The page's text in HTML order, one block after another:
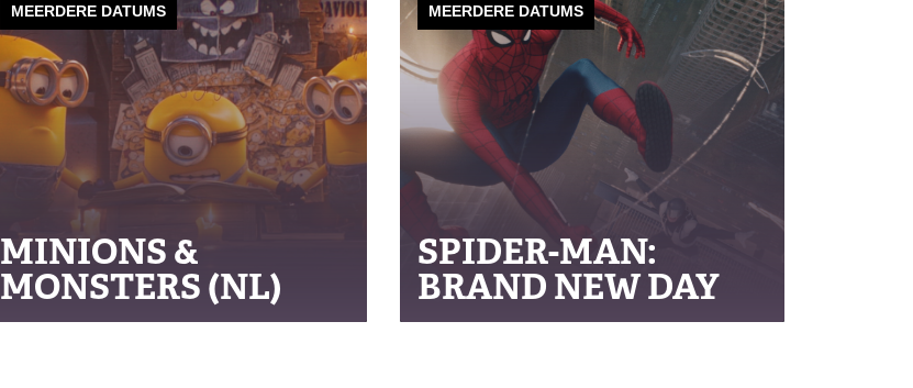
MEERDERE DATUMS
MINIONS &
MONSTERS (NL)
MEERDERE DATUMS
SPIDER-MAN:
BRAND NEW DAY